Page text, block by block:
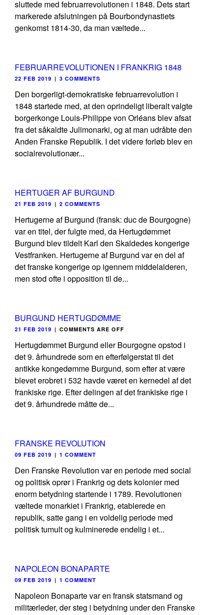
sluttede med februarrevolutionen i 1848. Dets start
markerede afslutningen på Bourbondynastiets
genkomst 1814-30, da man væltede...
FEBRUARREVOLUTIONEN I FRANKRIG 1848
22 FEB 2019 | 3 COMMENTS
Den borgerligt-demokratiske februarrevolution i
1848 startede med, at den oprindeligt liberalt valgte
borgerkonge Louis-Philippe von Orléans blev afsat
fra det såkaldte Julimonarki, og at man udråbte den
Anden Franske Republik. I det videre forløb blev en
socialrevolutionær...
HERTUGER AF BURGUND
21 FEB 2019 | 2 COMMENTS
Hertugerne af Burgund (fransk: duc de Bourgogne)
var en titel, der fulgte med, da Hertugdømmet
Burgund blev tildelt Karl den Skaldedes kongerige
Vestfranken. Hertugerne af Burgund var en del af
det franske kongerige op igennem middelalderen,
men stod ofte i opposition til de...
BURGUND HERTUGDØMME
21 FEB 2019 | COMMENTS ARE OFF
Hertugdømmet Burgund eller Bourgogne opstod i
det 9. århundrede som en efterfølgerstat til det
antikke kongedømme Burgund, som efter at være
blevet erobret i 532 havde været en kernedel af det
frankiske rige. Efter delingen af det frankiske rige i
det 9. århundrede måtte de...
FRANSKE REVOLUTION
09 FEB 2019 | 1 COMMENT
Den Franske Revolution var en periode med social
og politisk oprør i Frankrig og dets kolonier med
enorm betydning startende i 1789. Revolutionen
væltede monarkiet i Frankrig, etablerede en
republik, satte gang i en voldelig periode med
politisk tumult og kulminerede endelig i et...
NAPOLEON BONAPARTE
09 FEB 2019 | 1 COMMENT
Napoleon Bonaparte var en fransk statsmand og
militærleder, der steg i betydning under den Franske